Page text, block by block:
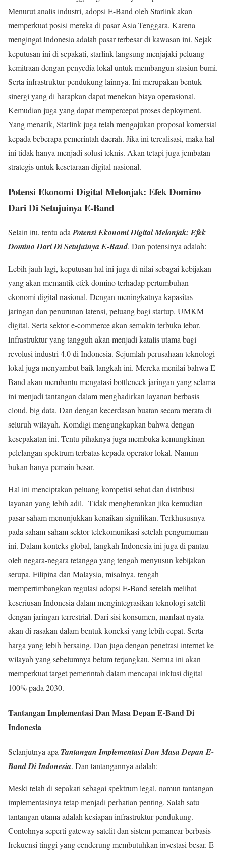
Menurut analis industri, adopsi E-Band oleh Starlink akan
memperkuat posisi mereka di pasar Asia Tenggara. Karena
mengingat Indonesia adalah pasar terbesar di kawasan ini. Sejak
keputusan ini di sepakati, starlink langsung menjajaki peluang
kemitraan dengan penyedia lokal untuk membangun stasiun bumi.
Serta infrastruktur pendukung lainnya. Ini merupakan bentuk
sinergi yang di harapkan dapat menekan biaya operasional.
Kemudian juga yang dapat mempercepat proses deployment.
Yang menarik, Starlink juga telah mengajukan proposal komersial
kepada beberapa pemerintah daerah. Jika ini terealisasi, maka hal
ini tidak hanya menjadi solusi teknis. Akan tetapi juga jembatan
strategis untuk kesetaraan digital nasional.
Potensi Ekonomi Digital Melonjak: Efek Domino
Dari Di Setujuinya E-Band
Selain itu, tentu adaPotensi Ekonomi Digital Melonjak: Efek
Domino Dari Di Setujuinya E-Band. Dan potensinya adalah:
Lebih jauh lagi, keputusan hal ini juga di nilai sebagai kebijakan
yang akan memantik efek domino terhadap pertumbuhan
ekonomi digital nasional. Dengan meningkatnya kapasitas
jaringan dan penurunan latensi, peluang bagi startup, UMKM
digital. Serta sektor e-commerce akan semakin terbuka lebar.
Infrastruktur yang tangguh akan menjadi katalis utama bagi
revolusi industri 4.0 di Indonesia. Sejumlah perusahaan teknologi
lokal juga menyambut baik langkah ini. Mereka menilai bahwa E-
Band akan membantu mengatasi bottleneck jaringan yang selama
ini menjadi tantangan dalam menghadirkan layanan berbasis
cloud, big data. Dan dengan kecerdasan buatan secara merata di
seluruh wilayah. Komdigi mengungkapkan bahwa dengan
kesepakatan ini. Tentu pihaknya juga membuka kemungkinan
pelelangan spektrum terbatas kepada operator lokal. Namun
bukan hanya pemain besar.
Hal ini menciptakan peluang kompetisi sehat dan distribusi
layanan yang lebih adil. Tidak mengherankan jika kemudian
pasar saham menunjukkan kenaikan signifikan. Terkhususnya
pada saham-saham sektor telekomunikasi setelah pengumuman
ini. Dalam konteks global, langkah Indonesia ini juga di pantau
oleh negara-negara tetangga yang tengah menyusun kebijakan
serupa. Filipina dan Malaysia, misalnya, tengah
mempertimbangkan regulasi adopsi E-Band setelah melihat
keseriusan Indonesia dalam mengintegrasikan teknologi satelit
dengan jaringan terrestrial. Dari sisi konsumen, manfaat nyata
akan di rasakan dalam bentuk koneksi yang lebih cepat. Serta
harga yang lebih bersaing. Dan juga dengan penetrasi internet ke
wilayah yang sebelumnya belum terjangkau. Semua ini akan
memperkuat target pemerintah dalam mencapai inklusi digital
100% pada 2030.
Tantangan Implementasi Dan Masa Depan E-Band Di
Indonesia
Selanjutnya apa Tantangan Implementasi Dan Masa Depan E-
Band Di Indonesia. Dan tantangannya adalah:
Meski telah di sepakati sebagai spektrum legal, namun tantangan
implementasinya tetap menjadi perhatian penting. Salah satu
tantangan utama adalah kesiapan infrastruktur pendukung.
Contohnya seperti gateway satelit dan sistem pemancar berbasis
frekuensi tinggi yang cenderung membutuhkan investasi besar. E-